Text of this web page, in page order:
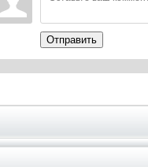
Отправить